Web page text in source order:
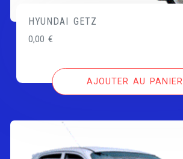
HYUNDAI GETZ
0,00€
AJOUTER AU PANIER